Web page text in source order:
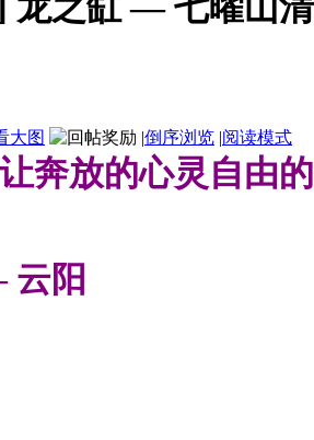
龙之缸 — 七曜山
大图 |倒序浏览 |阅读模式
奔放的心灵自由的
阳